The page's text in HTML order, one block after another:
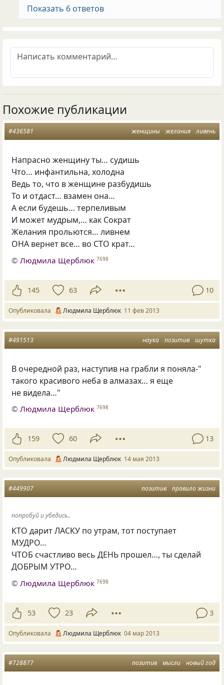
Показать 6 ответов
Похожие публикации
женщины желания ливень
#436581
Напрасно женщину ты… судишь
Что… инфантильна, холодна
Ведь то, что в женщине разбудишь
То и отдаст… взамен она…
А если будешь… терпеливым
И может мудрым,… как Сократ
Желания прольются… ливнем
ОНА вернет все… во СТО крат…
©Людмила Щерблюк 7698
145 63 10
Опубликовала Людмила Щерблюк 11 фев 2013
наука позитив шутка
#491513
В очередной раз, наступив на грабли я поняла-"
такого красивого неба в алмазах… я еще
не видела…"
©Людмила Щерблюк 7698
159 60 13
Опубликовала Людмила Щерблюк 14 мая 2013
позитив правило жизни
#449907
попробуй и убедись..
КТО дарит ЛАСКУ по утрам, тот поступает
МУДРО…
ЧТОБ счастливо весь ДЕНЬ прошел…, ты сделай
ДОБРЫМ УТРО…
©Людмила Щерблюк 7698
53 23 3
Опубликовала Людмила Щерблюк 04 мар 2013
позитив мысли новый год
#728877